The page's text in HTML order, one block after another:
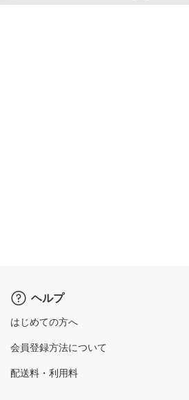
ヘルプ
はじめての方へ
会員登録方法について
配送料・利用料